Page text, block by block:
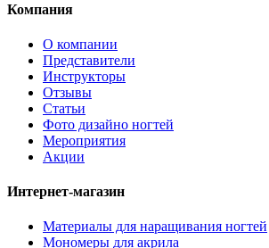
Компания
О компании
Представители
Инструкторы
Отзывы
Статьи
Фото дизайно ногтей
Мероприятия
Акции
Интернет-магазин
Материалы для наращивания ногтей
Мономеры для акрила